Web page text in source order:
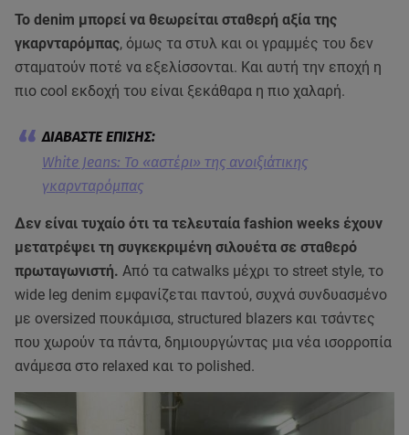
Το denim μπορεί να θεωρείται σταθερή αξία της
γκαρνταρόμπας, όμως τα στυλ και οι γραμμές του δεν
σταματούν ποτέ να εξελίσσονται. Και αυτή την εποχή η
πιο cool εκδοχή του είναι ξεκάθαρα η πιο χαλαρή.
White Jeans: Το «αστέρι» της ανοιξιάτικης
γκαρνταρόμπας
Δεν είναι τυχαίο ότι τα τελευταία fashion weeks έχουν
μετατρέψει τη συγκεκριμένη σιλουέτα σε σταθερό
πρωταγωνιστή. Από τα catwalks μέχρι το street style, το
wide leg denim εμφανίζεται παντού, συχνά συνδυασμένο
με oversized πουκάμισα, structured blazers και τσάντες
που χωρούν τα πάντα, δημιουργώντας μια νέα ισορροπία
ανάμεσα στο relaxed και το polished.